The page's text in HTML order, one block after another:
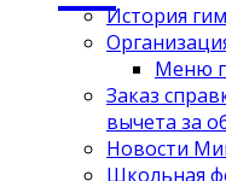
История
Меню
Заказ
вычета за
Новости
Школьная